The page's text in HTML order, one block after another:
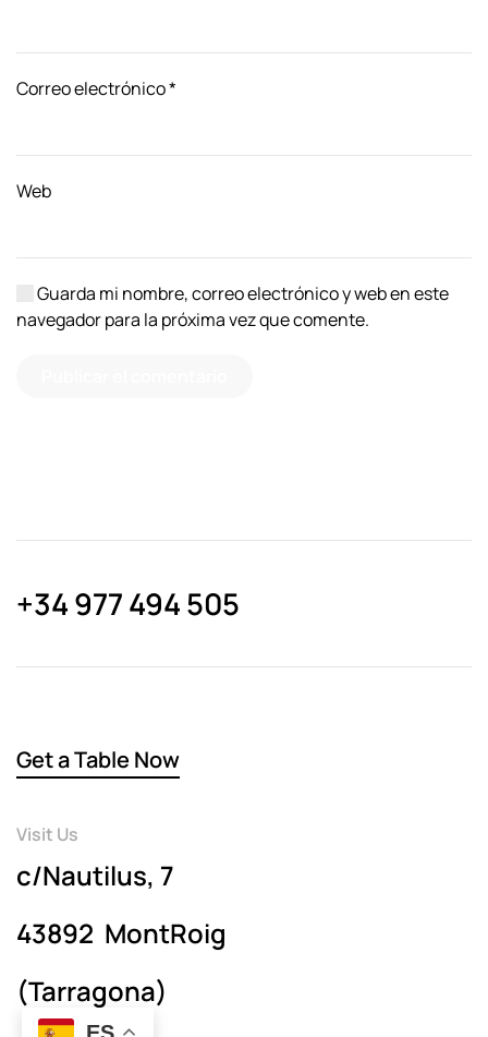
Correo electrónico*
Web
Guarda mi nombre, correo electrónico y web en este
navegador para la próxima vez que comente.
+34 977 494 505
Get a Table Now
Visit Us
c/Nautilus, 7
43892 MontRoig
(Tarragona)